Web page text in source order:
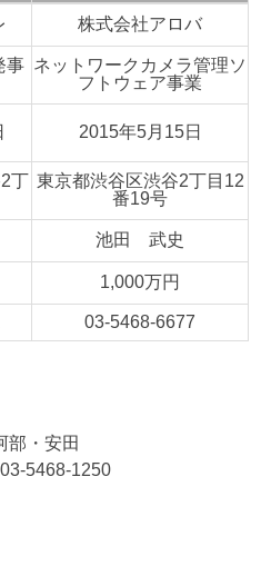
株式会社アロバ
事 ネットワークカメラ管理ソ
フトウェア事業
2015年5月15日
丁 東京都渋谷区渋谷2丁目12
番19号
池田 武史
1,000万円
03-5468-6677
・安田
5468-1250